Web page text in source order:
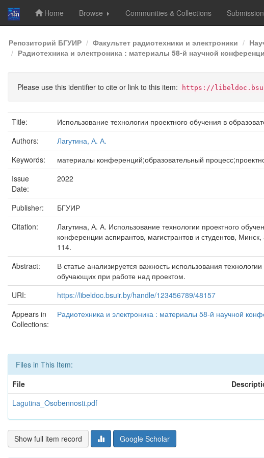
Skip
navigation
Home Browse Communities & Collections
Репозиторий БГУИР Факультет радиотехники и электроники
Радиотехника и электроника : материалы 58-й научной
Please use this identifier to cite or link to this item: https://
Title:
Использование технологии проектного обучения в
Authors:
Лагутина, А. А.
Keywords:
материалы конференций;образовательный
Issue
Date:
2022
Publisher:
БГУИР
Citation:
Лагутина, А. А. Использование технологии проектного
конференции аспирантов, магистрантов и студентов,
114.
Abstract:
В статье анализируется важность использования
обучающих при работе над проектом.
URI:
https://libeldoc.bsuir.by/handle/123456789/48157
Appears in
Collections:
Радиотехника и электроника : материалы 58-й научной
Files in This Item:
File
Lagutina_Osobennosti.pdf
Show full item record Google Scholar